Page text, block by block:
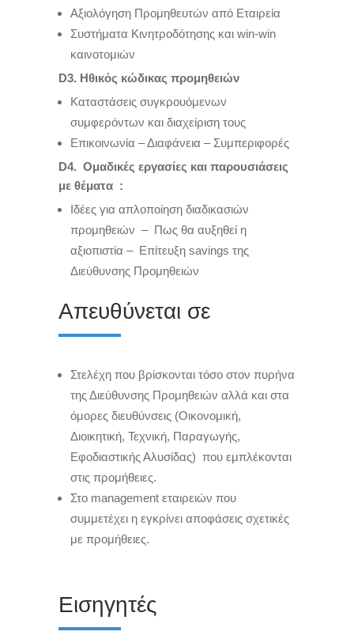
Αξιολόγηση Προμηθευτών από Εταιρεία
Συστήματα Κινητροδότησης και win-win
καινοτομιών
D3. Ηθικός κώδικας προμηθειών
Kαταστάσεις συγκρουόμενων
συμφερόντων και διαχείριση τους
Επικοινωνία – Διαφάνεια – Συμπεριφορές
D4. Ομαδικές εργασίες και παρουσιάσεις
με θέματα :
Ιδέες για απλοποίηση διαδικασιών
προμηθειών – Πως θα αυξηθεί η
αξιοπιστία – Επίτευξη savings της
Διεύθυνσης Προμηθειών
Απευθύνεται σε
Στελέχη που βρίσκονται τόσο στον πυρήνα
της Διεύθυνσης Προμηθειών αλλά και στα
όμορες διευθύνσεις (Οικονομική,
Διοικητική, Τεχνική, Παραγωγής,
Εφοδιαστικής Αλυσίδας) που εμπλέκονται
στις προμήθειες.
Στο management εταιρειών που
συμμετέχει η εγκρίνει αποφάσεις σχετικές
με προμήθειες.
Εισηγητές